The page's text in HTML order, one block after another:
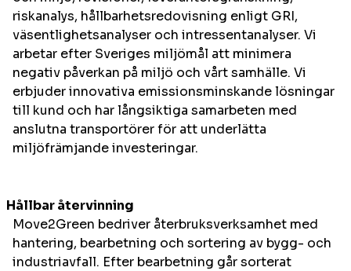
riskanalys, hållbarhetsredovisning enligt GRI,
väsentlighetsanalyser och intressentanalyser. Vi
arbetar efter Sveriges miljömål att minimera
negativ påverkan på miljö och vårt samhälle. Vi
erbjuder innovativa emissionsminskande lösningar
till kund och har långsiktiga samarbeten med
anslutna transportörer för att underlätta
miljöfrämjande investeringar.
Hållbar återvinning
Move2Green bedriver återbruksverksamhet med
hantering, bearbetning och sortering av bygg- och
industriavfall. Efter bearbetning går sorterat